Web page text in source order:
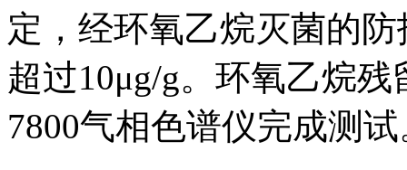
定，经环氧乙烷灭菌的
超过10μg/g。环氧乙烷
7800气相色谱仪完成测